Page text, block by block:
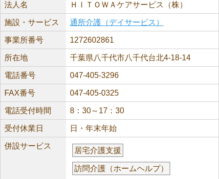
法人名 ＨＩＴＯＷＡケアサービス（株）
施設・サービス 通所介護（デイサービス）
事業所番号 1272602861
所在地 千葉県八千代市八千代台北4-18-14
電話番号 047-405-3296
FAX番号 047-405-0325
電話受付時間 8：30～17：30
受付休業日 日・年末年始
併設サービス
居宅介護支援
訪問介護（ホームヘルプ）